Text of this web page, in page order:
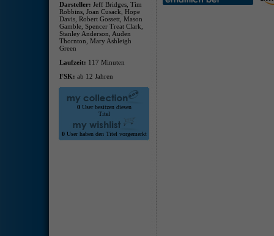
Darsteller: Jeff Bridges, Tim
Robbins, Joan Cusack, Hope
Davis, Robert Gossett, Mason
Gamble, Spencer Treat Clark,
Stanley Anderson, Auden
Thornton, Mary Ashleigh
Green
Laufzeit: 117 Minuten
FSK: ab 12 Jahren
0User besitzen diesen
Titel
0User haben den Titel vorgemerkt